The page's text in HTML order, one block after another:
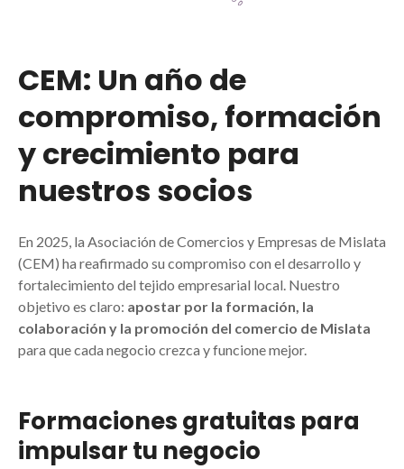
CEM: Un año de
compromiso, formación
y crecimiento para
nuestros socios
En 2025, la Asociación de Comercios y Empresas de Mislata
(CEM) ha reafirmado su compromiso con el desarrollo y
fortalecimiento del tejido empresarial local. Nuestro
objetivo es claro: apostar por la formación, la
colaboración y la promoción del comercio de Mislata
para que cada negocio crezca y funcione mejor.
Formaciones gratuitas para
impulsar tu negocio